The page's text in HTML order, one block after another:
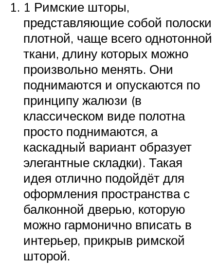
1 Римские шторы,
представляющие собой полоски
плотной, чаще всего однотонной
ткани, длину которых можно
произвольно менять. Они
поднимаются и опускаются по
принципу жалюзи (в
классическом виде полотна
просто поднимаются, а
каскадный вариант образует
элегантные складки). Такая
идея отлично подойдёт для
оформления пространства с
балконной дверью, которую
можно гармонично вписать в
интерьер, прикрыв римской
шторой.